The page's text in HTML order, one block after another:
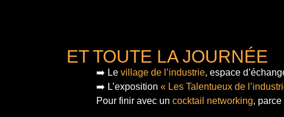
ET TOUTE LA JOURNÉE
➡️ Le village de l’industrie, espace
➡️ L’exposition « Les Talentueux de
Pour finir avec un cocktail networking,